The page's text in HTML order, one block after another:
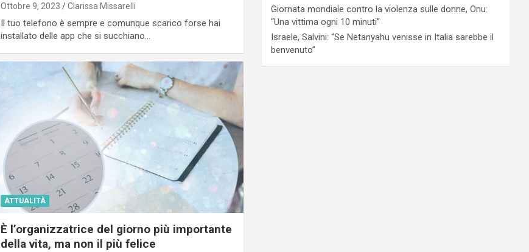
Ottobre 9, 2023 Clarissa Missarelli
Il tuo telefono è sempre e comunque scarico forse hai
installato delle app che si succhiano…
ATTUALITÀ
È l’organizzatrice del giorno più importante
della vita, ma non il più felice
Giornata mondiale contro la violenza sulle donne, Onu:
“Una vittima ogni 10 minuti”
Israele, Salvini: “Se Netanyahu venisse in Italia sarebbe il
benvenuto”